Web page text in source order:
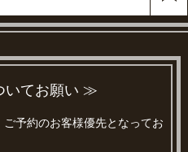
いてお願い ≫
予約のお客様優先となってお